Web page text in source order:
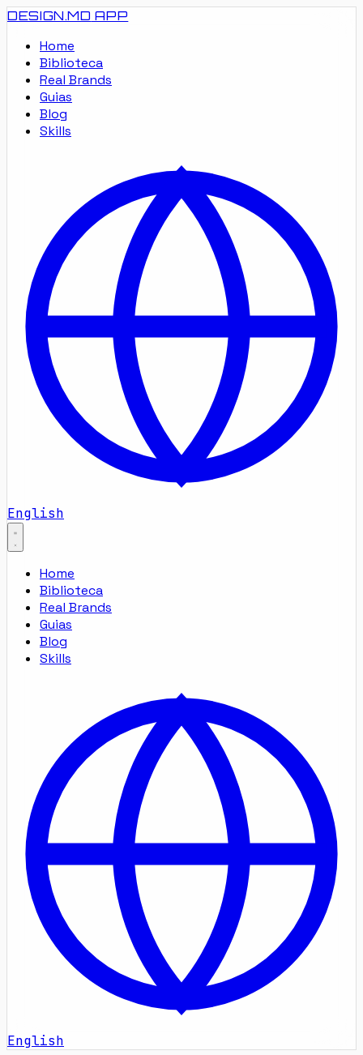
DESIGN.MD APP
Home
Biblioteca
Real Brands
Guias
Blog
Skills
English
Home
Biblioteca
Real Brands
Guias
Blog
Skills
English